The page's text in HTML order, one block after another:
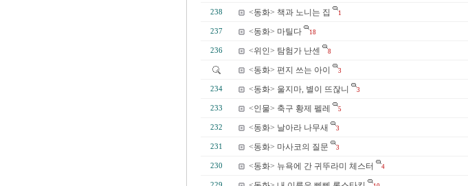
238 <동화> 책과 노니는 집 1
237 <동화> 마틸다 18
236 <위인> 탐험가 난센 8
<동화> 편지 쓰는 아이 3
234 <동화> 울지마, 별이 뜨잖니 3
233 <인물> 축구 황제 펠레 5
232 <동화> 날아라 나무새 3
231 <동화> 마사코의 질문 3
230 <동화> 뉴욕에 간 귀뚜라미 체스터 4